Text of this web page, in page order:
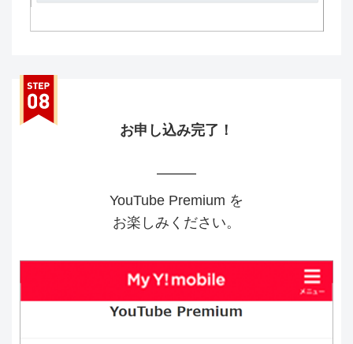
お申し込み完了！
YouTube Premium を
お楽しみください。